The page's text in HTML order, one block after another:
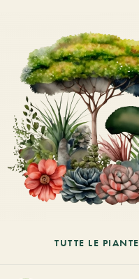
TUTTE LE PIANTE